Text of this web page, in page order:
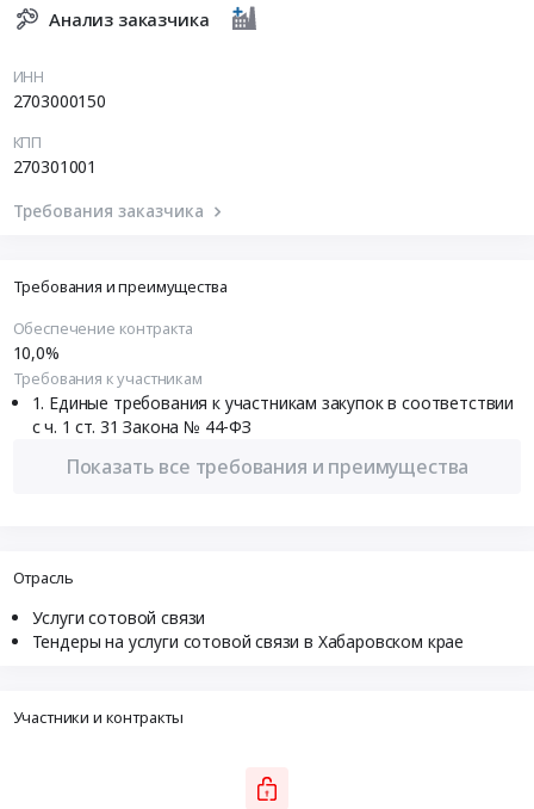
Анализ заказчика
ИНН
2703000150
КПП
270301001
Требования заказчика
Требования и преимущества
Обеспечение контракта
10,0%
Требования к участникам
Единые требования к участникам закупок в соответствии
с ч. 1 ст. 31 Закона № 44-ФЗ
Показать все требования и преимущества
Отрасль
Услуги сотовой связи
Тендеры на услуги сотовой связи в Хабаровском крае
Участники и контракты